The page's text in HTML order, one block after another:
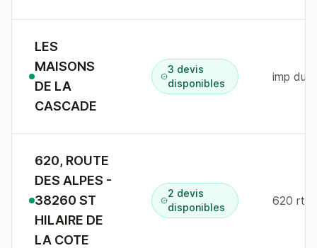
LES
MAISONS
DE LA
CASCADE
3 devis
disponibles
imp du
620, ROUTE
DES ALPES -
38260 ST
HILAIRE DE
LA COTE
2 devis
disponibles